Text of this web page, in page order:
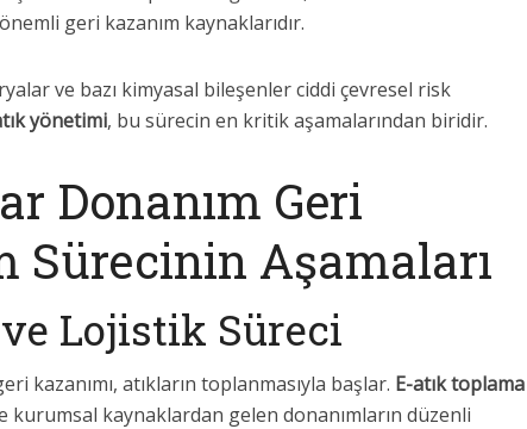
geri kazanım kaynaklarıdır.
ve bazı kimyasal bileşenler ciddi çevresel risk
yönetimi, bu sürecin en kritik aşamalarından biridir.
Donanım Geri
Sürecinin Aşamaları
Lojistik Süreci
kazanımı, atıkların toplanmasıyla başlar. E-atık toplama
kurumsal kaynaklardan gelen donanımların düzenli